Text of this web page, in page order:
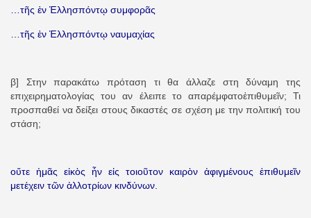
…τῆς ἐν Ἑλλησπόντῳ συμφορᾶς
…τῆς ἐν Ἑλλησπόντῳ ναυμαχίας
β] Στην παρακάτω πρόταση τι θα άλλαζε στη δύναμη της
επιχειρηματολογίας του αν έλειπε το απαρέμφατοἐπιθυμεῖν; Τι
προσπαθεί να δείξει στους δικαστές σε σχέση με την πολιτική του
στάση;
οὔτε ἡμᾶς εἰκὸς ἦν εἰς τοιοῦτον καιρὸν ἀφιγμένους ἐπιθυμεῖν
μετέχειν τῶν ἀλλοτρίων κινδύνων.